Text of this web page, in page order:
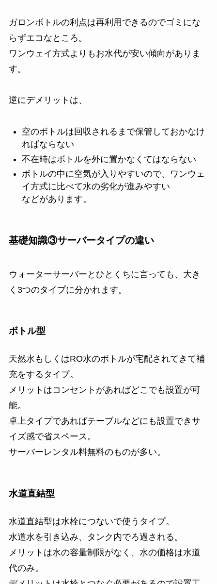
ガロンボトルの利点は再利用できるのでゴミにな
らずエコなところ。
ワンウェイ方式よりもお水代が安い傾向がありま
す。
逆にデメリットは、
空のボトルは回収されるまで保管しておかなけ
ればならない
不在時はボトルを外に置かなくてはならない
ボトルの中に空気が入りやすいので、ワンウェ
イ方式に比べて水の劣化が進みやすい
などがあります。
基礎知識③サーバータイプの違い
ウォーターサーバーとひとくちに言っても、大き
く3つのタイプに分かれます。
ボトル型
天然水もしくはRO水のボトルが宅配されてきて補
充をするタイプ。
メリットはコンセントがあればどこでも設置が可
能。
卓上タイプであればテーブルなどにも設置できサ
イズ感で省スペース。
サーバーレンタル料無料のものが多い。
水道直結型
水道直結型は水栓につないで使うタイプ。
水道水を引き込み、タンク内でろ過される。
メリットは水の容量制限がなく、水の価格は水道
代のみ。